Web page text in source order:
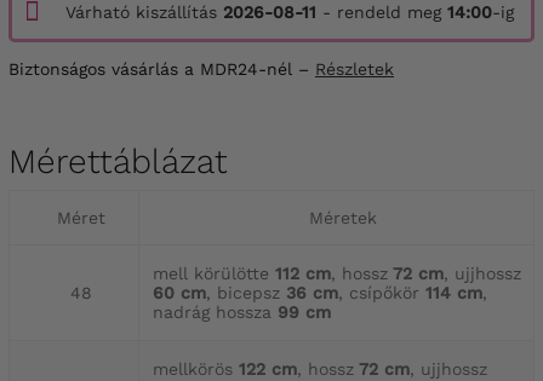
Várható kiszállítás 2026-08-11 - rendeld meg 14:00-ig
Biztonságos vásárlás a MDR24-nél – Részletek
Mérettáblázat
Méret Méretek
48
mell körülötte 112 cm, hossz 72 cm, ujjhossz
60 cm, bicepsz 36 cm, csípőkör 114 cm,
nadrág hossza 99 cm
mellkörös 122 cm, hossz 72 cm, ujjhossz